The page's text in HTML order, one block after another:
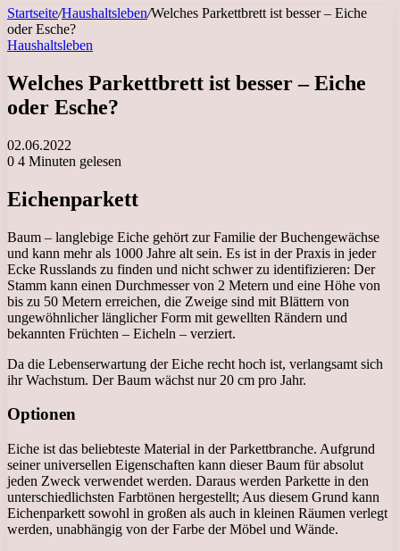
Startseite/Haushaltsleben/Welches Parkettbrett ist besser – Eiche
oder Esche?
Haushaltsleben
Welches Parkettbrett ist besser – Eiche
oder Esche?
02.06.2022
0 4 Minuten gelesen
Eichenparkett
Baum – langlebige Eiche gehört zur Familie der Buchengewächse
und kann mehr als 1000 Jahre alt sein. Es ist in der Praxis in jeder
Ecke Russlands zu finden und nicht schwer zu identifizieren: Der
Stamm kann einen Durchmesser von 2 Metern und eine Höhe von
bis zu 50 Metern erreichen, die Zweige sind mit Blättern von
ungewöhnlicher länglicher Form mit gewellten Rändern und
bekannten Früchten – Eicheln – verziert.
Da die Lebenserwartung der Eiche recht hoch ist, verlangsamt sich
ihr Wachstum. Der Baum wächst nur 20 cm pro Jahr.
Optionen
Eiche ist das beliebteste Material in der Parkettbranche. Aufgrund
seiner universellen Eigenschaften kann dieser Baum für absolut
jeden Zweck verwendet werden. Daraus werden Parkette in den
unterschiedlichsten Farbtönen hergestellt; Aus diesem Grund kann
Eichenparkett sowohl in großen als auch in kleinen Räumen verlegt
werden, unabhängig von der Farbe der Möbel und Wände.